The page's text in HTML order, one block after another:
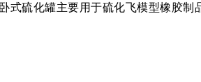
式硫化罐主要用于硫化飞模型橡胶